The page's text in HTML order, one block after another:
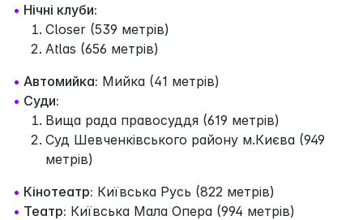
• Нічні клуби:
Closer (539 метрів)
Atlas (656 метрів)
• Автомийка: Мийка (41 метрів)
• Суди:
Вища рада правосуддя (619 метрів)
Суд Шевченківського району м.Києва (949
метрів)
• Кінотеатр: Київська Русь (822 метрів)
• Театр: Київська Мала Опера (994 метрів)